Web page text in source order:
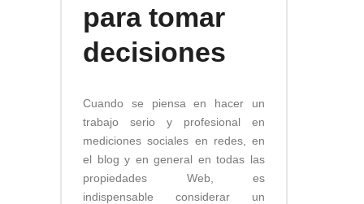
para tomar
decisiones
Cuando se piensa en hacer un
trabajo serio y profesional en
mediciones sociales en redes, en
el blog y en general en todas las
propiedades Web, es
indispensable considerar un